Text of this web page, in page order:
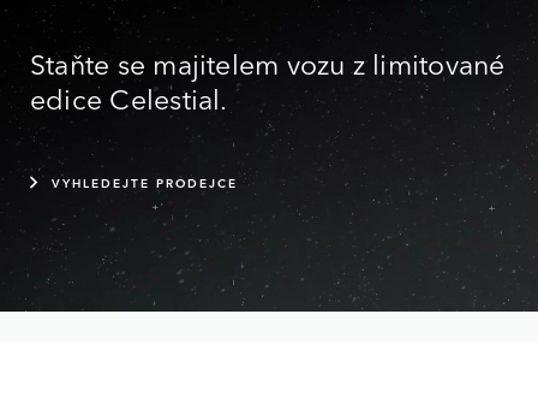
Staňte se majitelem vozu z limitované
edice Celestial.
VYHLEDEJTE PRODEJCE